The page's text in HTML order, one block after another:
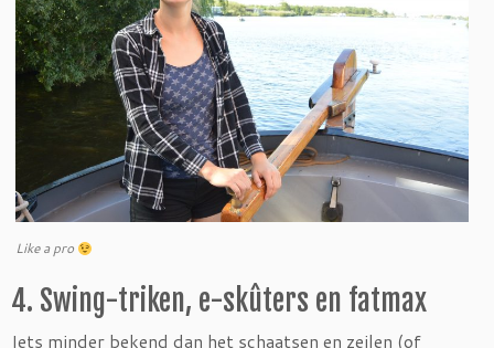
Like a pro
4. Swing-triken, e-skûters en fatmax
Iets minder bekend dan het schaatsen en zeilen (of